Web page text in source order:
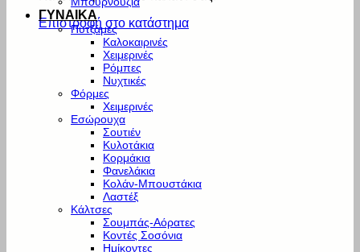
Επιστροφή στο κατάστημα
ΓΥΝΑΙΚΑ
Πυτζάμες
Καλοκαιρινές
Χειμερινές
Ρόμπες
Νυχτικές
Φόρμες
Χειμερινές
Εσώρουχα
Σουτιέν
Κυλοτάκια
Κορμάκια
Φανελάκια
Κολάν-Μπουστάκια
Λαστέξ
Κάλτσες
Σουμπάς-Αόρατες
Κοντές Σοσόνια
Ημίκοντες